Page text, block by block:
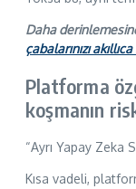
Daha
çabalarınızı
Platforma
koşmanın
“Ayrı Yapay Zeka
Kısa vadeli,